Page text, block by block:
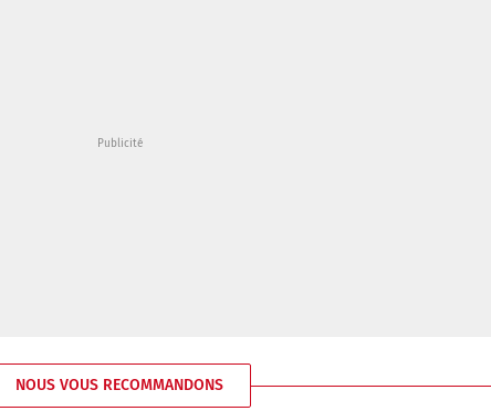
NOUS VOUS RECOMMANDONS